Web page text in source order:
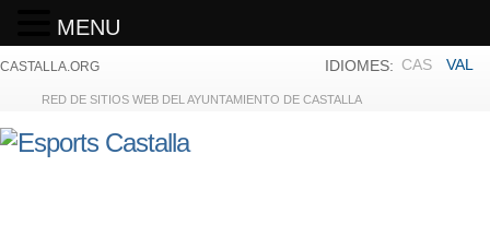
CASTALLA.ORG
RED DE SITIOS WEB DEL AYUNTAMIENTO DE CASTALLA
IDIOMES: CAS VAL
MENU